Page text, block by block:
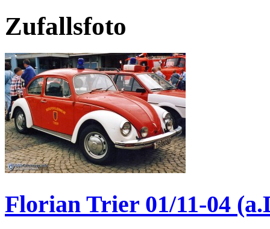
Zufallsfoto
Florian Trier 01/11-04